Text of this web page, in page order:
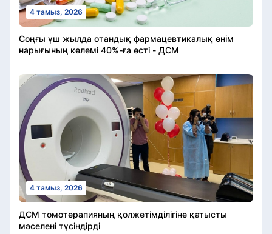
4 тамыз, 2026
Соңғы үш жылда отандық фармацевтикалық өнім
нарығының көлемі 40%-ға өсті - ДСМ
4 тамыз, 2026
ДСМ томотерапияның қолжетімділігіне қатысты
мәселені түсіндірді